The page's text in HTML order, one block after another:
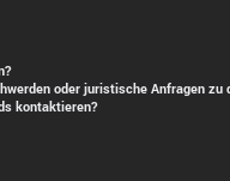
oder juristische Anfragen zu
kontaktieren?